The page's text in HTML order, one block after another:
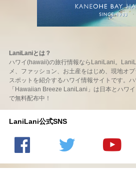
LaniLaniとは？
ハワイ(hawaii)の旅行情報ならLaniLani。
メ、ファッション、お土産をはじめ、現地オ
スポットを紹介するハワイ情報サイトです。
「Hawaiian Breeze LaniLani」は日本とハワ
で無料配布中！
LaniLani公式SNS
の
のtwitter
の